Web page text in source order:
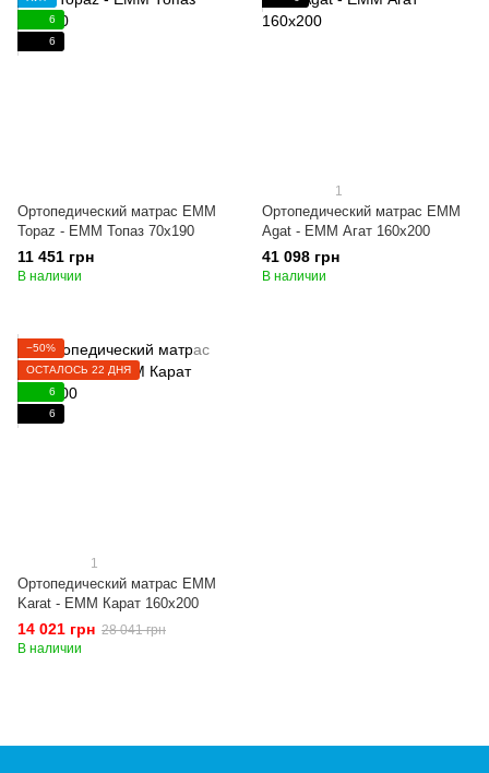
6
6
Ортопедический матрас EMM
Topaz - ЕММ Топаз 70x190
11 451 грн
В наличии
1
Ортопедический матрас EMM
Agat - ЕММ Агат 160x200
41 098 грн
В наличии
−50%
ОСТАЛОСЬ 22 ДНЯ
6
6
1
Ортопедический матрас EMM
Karat - ЕММ Карат 160x200
14 021 грн 28 041 грн
В наличии